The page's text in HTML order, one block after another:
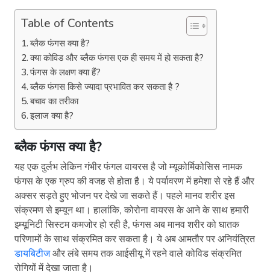
Table of Contents
ब्लैक फंगस क्या है?
क्या कोविड और ब्लैक फंगस एक ही समय में हो सकता है?
फंगस के लक्षण क्या हैं?
ब्लैक फंगस किसे ज्यादा प्रभावित कर सकता है ?
बचाव का तरीका
इलाज क्या है?
ब्लैक फंगस क्या है?
यह एक दुर्लभ लेकिन गंभीर फंगल वायरस है जो म्यूकोर्मिकोसिस नामक
फंगस के एक ग्रुप की वजह से होता है। ये पर्यावरण में हमेशा से रहे हैं और
अक्सर सड़ते हुए भोजन पर देखे जा सकते हैं। पहले मानव शरीर इस
संक्रमण से इम्यून था। हालांकि, कोरोना वायरस के आने के साथ हमारी
इम्यूनिटी सिस्टम कमजोर हो रही है, फंगस अब मानव शरीर को घातक
परिणामों के साथ संक्रमित कर सकता है। ये अब आमतौर पर अनियंत्रित
डायबिटीजऔर लंबे समय तक आईसीयू में रहने वाले कोविड संक्रमित
रोगियों में देखा जाता है।